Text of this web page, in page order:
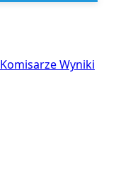
KomisarzeWyniki